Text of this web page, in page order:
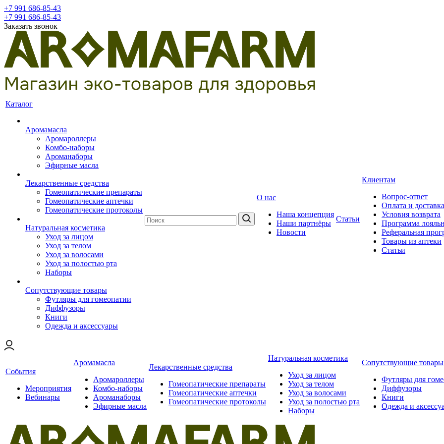
+7 991 686-85-43
+7 991 686-85-43
Заказать звонок
Каталог
Аромамасла
Аромароллеры
Комбо-наборы
Ароманаборы
Эфирные масла
Лекарственные средства
Гомеопатические препараты
Гомеопатические аптечки
Гомеопатические протоколы
Натуральная косметика
Уход за лицом
Уход за телом
Уход за волосами
Уход за полостью рта
Наборы
Сопутствующие товары
Футляры для гомеопатии
Диффузоры
Книги
Одежда и аксессуары
О нас
Наша концепция
Наши партнёры
Новости
Статьи
Клиентам
Вопрос-ответ
Оплата и доставка
Условия возврата
Программа
Реферальная
Товары из аптеки
Статьи
События
Мероприятия
Вебинары
Аромамасла
Аромароллеры
Комбо-наборы
Ароманаборы
Эфирные масла
Лекарственные средства
Гомеопатические препараты
Гомеопатические аптечки
Гомеопатические протоколы
Натуральная косметика
Уход за лицом
Уход за телом
Уход за волосами
Уход за полостью рта
Наборы
Сопутствующие товары
Футляры для
Диффузоры
Книги
Одежда и